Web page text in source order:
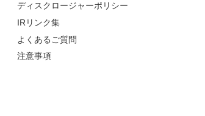
ディスクロージャーポリシー
IRリンク集
よくあるご質問
注意事項